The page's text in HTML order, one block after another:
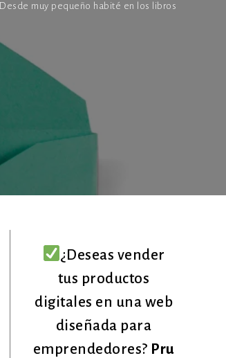
Desde muy pequeño habité en los libros
¿Deseas vender
tus productos
digitales en una web
diseñada para
emprendedores? Pru